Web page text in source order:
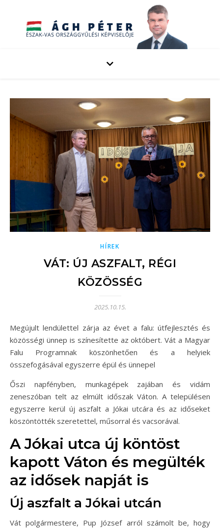
HÍREK
VÁT: ÚJ ASZFALT, RÉGI
KÖZÖSSÉG
2025.10.15.
Megújult lendülettel zárja az évet a falu: útfejlesztés és
közösségi ünnep is színesítette az októbert. Vát a Magyar
Falu Programnak köszönhetően és a helyiek
összefogásával egyszerre épül és ünnepel
Őszi napfényben, munkagépek zajában és vidám
zeneszóban telt az elmúlt időszak Váton. A településen
egyszerre kerül új aszfalt a Jókai utcára és az időseket
köszöntötték szeretettel, műsorral és vacsorával.
A Jókai utca új köntöst
kapott Váton és megülték
az idősek napját is
Új aszfalt a Jókai utcán
Vát polgármestere, Pup József arról számolt be, hogy